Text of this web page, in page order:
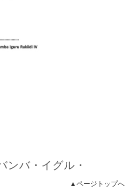
ンバ・イグル・
▲ページトップへ